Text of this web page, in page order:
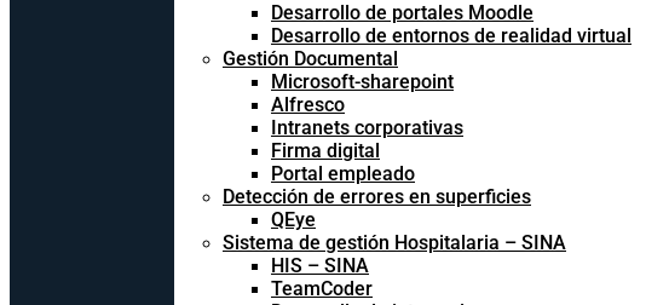
Desarrollo de portales Moodle
Desarrollo de entornos de realidad virtual
Gestión Documental
Microsoft-sharepoint
Alfresco
Intranets corporativas
Firma digital
Portal empleado
Detección de errores en superficies
QEye
Sistema de gestión Hospitalaria – SINA
HIS – SINA
TeamCoder